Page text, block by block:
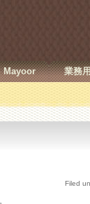
Mayoor 業務
Filed